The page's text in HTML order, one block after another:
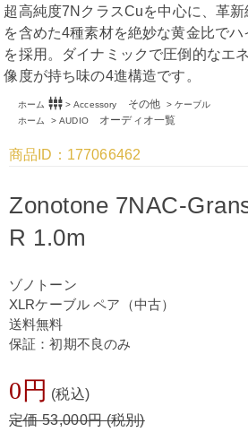
超高純度7NクラスCuを中心に、革
を含めた4種素材を絶妙な黄金比で
を採用。ダイナミックで圧倒的なエ
像度が持ち味の4進構造です。
ホーム >
settings_input_component Accessory その他 > ケーブル
ホーム
>AUDIOオーディオ一覧
商品ID：177066462
Zonotone 7NAC-
R 1.0m
ゾノトーン
XLRケーブル ペア（中古）
送料無料
保証：初期不良のみ
0円 (税込)
定価 53,000円 (税別)